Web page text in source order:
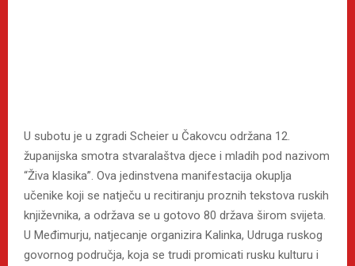
U subotu je u zgradi Scheier u Čakovcu održana 12.
županijska smotra stvaralaštva djece i mladih pod nazivom
“Živa klasika”. Ova jedinstvena manifestacija okuplja
učenike koji se natječu u recitiranju proznih tekstova ruskih
književnika, a održava se u gotovo 80 država širom svijeta.
U Međimurju, natjecanje organizira Kalinka, Udruga ruskog
govornog područja, koja se trudi promicati rusku kulturu i